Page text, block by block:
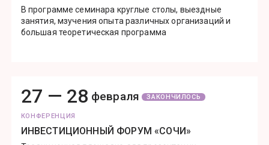
В программе семинара круглые столы, выездные
занятия, мзучения опыта различных организаций и
большая теоретическая программа
27 — 28 февраля ЗАКОНЧИЛОСЬ
КОНФЕРЕНЦИЯ
ИНВЕСТИЦИОННЫЙ ФОРУМ «СОЧИ»